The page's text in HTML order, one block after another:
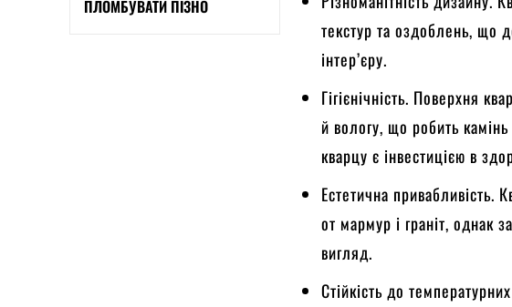
ПЛОМБУВАТИ ПІЗНО
текстур та оздоблень, що
інтер’єру.
Гігієнічність. Поверхня
й вологу, що робить камінь
кварцу є інвестицією в
Естетична привабливість.
от мармур і граніт, однак
вигляд.
Стійкість до